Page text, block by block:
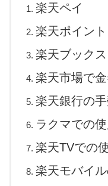
楽天ペイ
楽天ポイン
楽天ブック
楽天市場で
楽天銀行の
ラクマでの使
楽天TVでの
楽天モバイ